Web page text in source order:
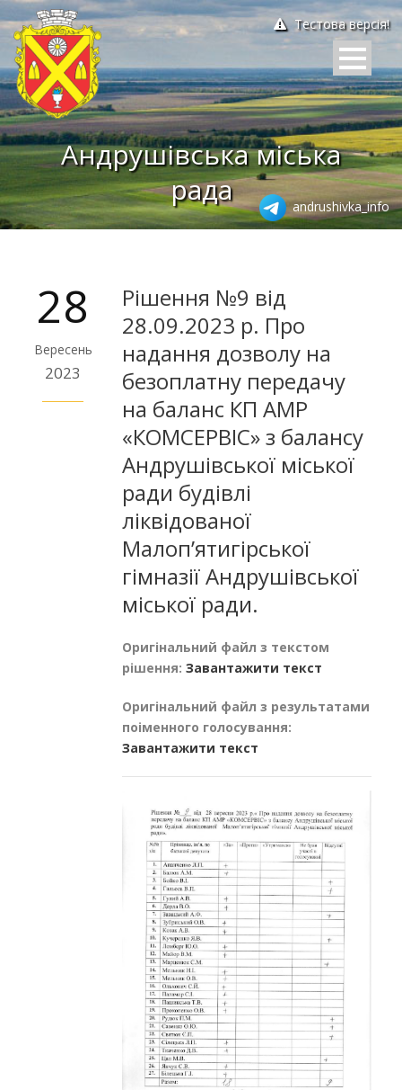
Тестова версія!
Андрушівська міська
рада
andrushivka_info
28
Вересень
2023
Рішення №9 від
28.09.2023 р. Про
надання дозволу на
безоплатну передачу
на баланс КП АМР
«КОМСЕРВІС» з балансу
Андрушівської міської
ради будівлі
ліквідованої
Малоп’ятигірської
гімназії Андрушівської
міської ради.
Оригінальний файл з текстом
рішення: Завантажити текст
Оригінальний файл з результатами
поіменного голосування:
Завантажити текст